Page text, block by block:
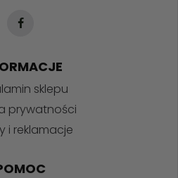
sklepu
prywatności
i reklamacje